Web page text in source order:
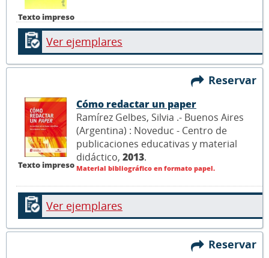
Texto impreso
Ver ejemplares
Reservar
Texto impreso
Cómo redactar un paper
Ramírez Gelbes, Silvia .- Buenos Aires
(Argentina) : Noveduc - Centro de
publicaciones educativas y material
didáctico, 2013.
Material bibliográfico en formato papel.
Ver ejemplares
Reservar